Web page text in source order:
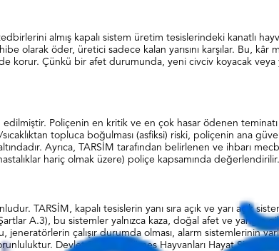
almış kapalı sistem üretim tesislerindeki kanatlı
olarak öder, üretici sadece kalan yarısını karşılar. Bu,
Çünkü bir afet durumunda, yeni civciv koyacak veya
Poliçenin en kritik ve en çok hasar ödenen
sıcaklıktan topluca boğulması (asfiksi) riski, poliçenin ana
Ayrıca, TARSİM tarafından belirlenen ve ihbarı
hariç olmak üzere) poliçe kapsamında değerlendirilir.
TARSİM, kapalı tesislerin yanı sıra açık ve yarı açık
A.3), bu sistemler yalnızca kaza, doğal afet ve yangın
çalışır durumda olması, alarm sistemlerinin
Devlet Destekli Kümes Hayvanları Hayat